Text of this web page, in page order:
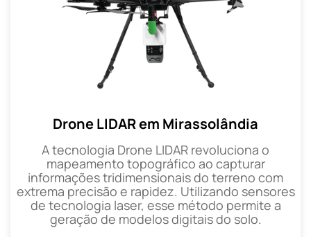
Drone LIDAR em Mirassolândia
A tecnologia Drone LIDAR revoluciona o
mapeamento topográfico ao capturar
informações tridimensionais do terreno com
extrema precisão e rapidez. Utilizando sensores
de tecnologia laser, esse método permite a
geração de modelos digitais do solo.